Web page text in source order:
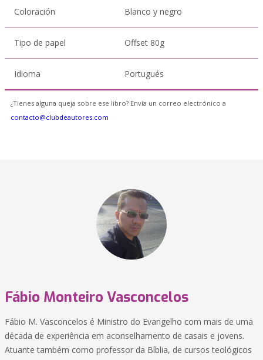
Coloración Blanco y negro
Tipo de papel Offset 80g
Idioma Portugués
¿Tienes alguna queja sobre ese libro? Envía un correo electrónico a
contacto@clubdeautores.com
Fábio Monteiro Vasconcelos
Fábio M. Vasconcelos é Ministro do Evangelho com mais de uma
década de experiência em aconselhamento de casais e jovens.
Atuante também como professor da Bíblia, de cursos teológicos